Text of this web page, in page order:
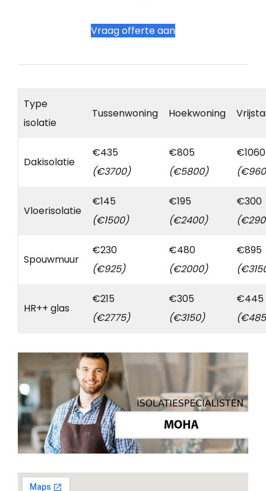
Vraag offerte aan
Type
isolatie
Tussenwoning Hoekwoning
Dakisolatie
€435
(€3700)
€805
(€5800)
€1060
Vloerisolatie
€145
(€1500)
€195
(€2400)
€300
Spouwmuur
€230
(€925)
€480
(€2000)
€895
HR++ glas
€215
(€2775)
€305
(€3150)
€445